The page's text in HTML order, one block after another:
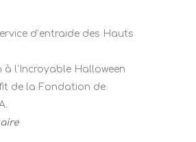
d’entraide des Hauts
l’Incroyable Halloween
de la Fondation de